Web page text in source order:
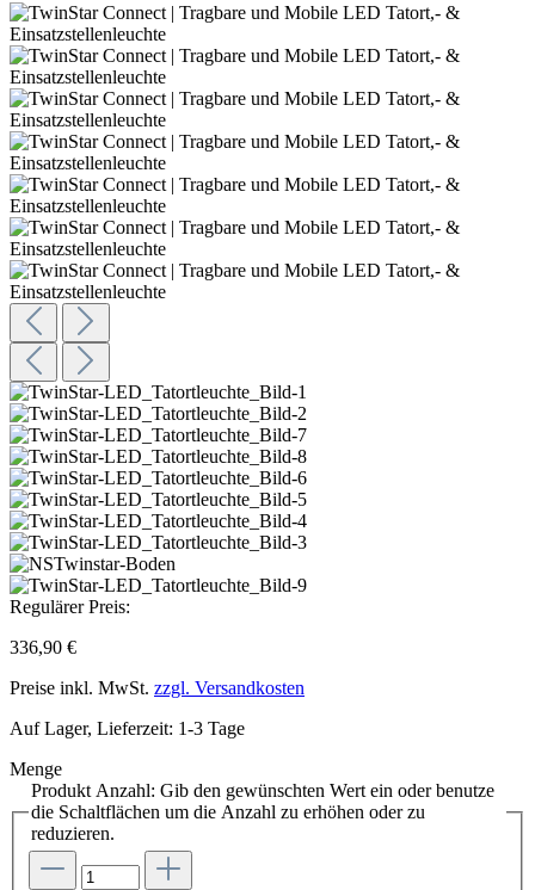
Regulärer Preis:
336,90 €
Preise inkl. MwSt. zzgl. Versandkosten
Auf Lager, Lieferzeit: 1-3 Tage
Menge
Produkt Anzahl: Gib den gewünschten Wert ein oder benutze
die Schaltflächen um die Anzahl zu erhöhen oder zu
reduzieren.